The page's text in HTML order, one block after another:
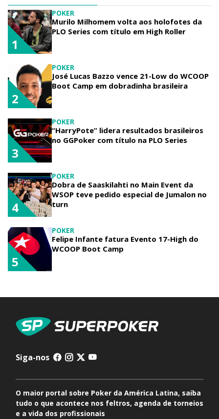
POKER
Murilo Milhomem volta aos holofotes da
PLO Series com título em High Roller
1
POKER
José Lucas Bazzo vence 21-Low do WCOOP
Boot Camp em dobradinha brasileira
2
POKER
“HarryPote” lidera resultados brasileiros
no GGPoker com título na PLO Series
3
POKER
Dobra de Saaskilahti no Main Event da
WSOP teve pedido especial de Jumalon no
turn
4
POKER
Felipe Infante fatura Evento 17-High do
WCOOP Boot Camp
5
Siga-nos
O maior portal sobre Poker da América Latina, saiba
tudo o que acontece nos feltros, agenda de torneios
e a vida dos profissionais